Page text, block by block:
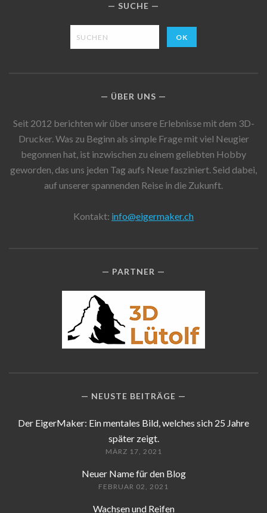
SUCHE
ÜBER UNS
Seit 2012 berichten wir über unsere Erlebnisse mit dem 3D-
Drucker. Was zu Beginn als simple Frage mit viel Neugier
begonnen hat, ist inzwischen zu einem geliebten Hobby
geworden, das uns jeden Tag aufs Neue fasziniert. Seid dabei,
auf unserer spannenden Reise in die Zukunft.
Kontakt: info@eigermaker.ch
PARTNER
NEUSTE BEITRÄGE
Der EigerMaker: Ein mentales Bild, welches sich 25 Jahre
später zeigt.
MÄRZ 17, 2021
Neuer Name für den Blog
FEBRUAR 02, 2021
Wachsen und Reifen